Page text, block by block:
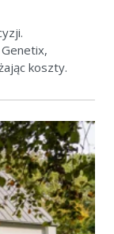
koszty.